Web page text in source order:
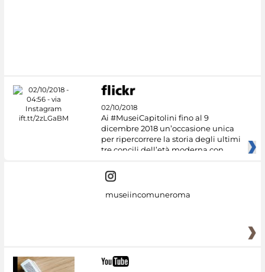
02/10/2018
Ai #MuseiCapitolini fino al 9
dicembre 2018 un’occasione unica
per ripercorrere la storia degli ultimi
tre concili dell’età moderna con
museiincomuneroma